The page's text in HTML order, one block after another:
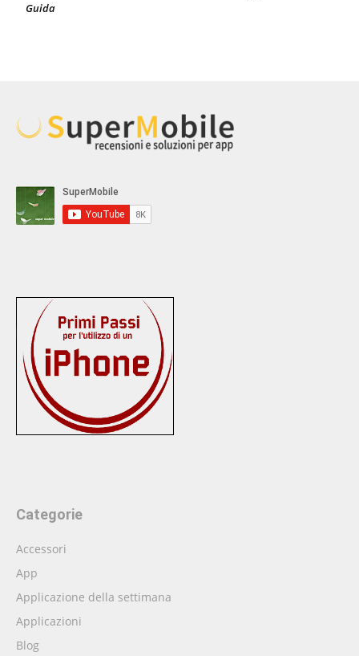
Guida
Categorie
Accessori
App
Applicazione della settimana
Applicazioni
Blog